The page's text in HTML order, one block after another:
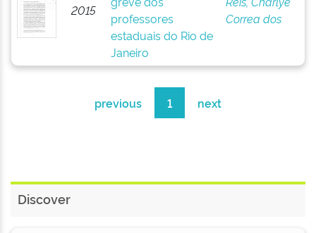
2015
professores
estaduais do Rio de
Janeiro
Correa dos
previous 1 next
Discover